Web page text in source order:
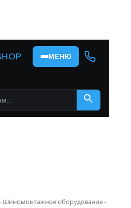
МЕНЮ
Шиномонтажное оборудование-